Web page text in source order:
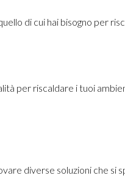
di cui hai bisogno per
per riscaldare i tuoi
diverse soluzioni che